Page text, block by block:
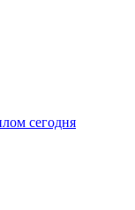
сегодня